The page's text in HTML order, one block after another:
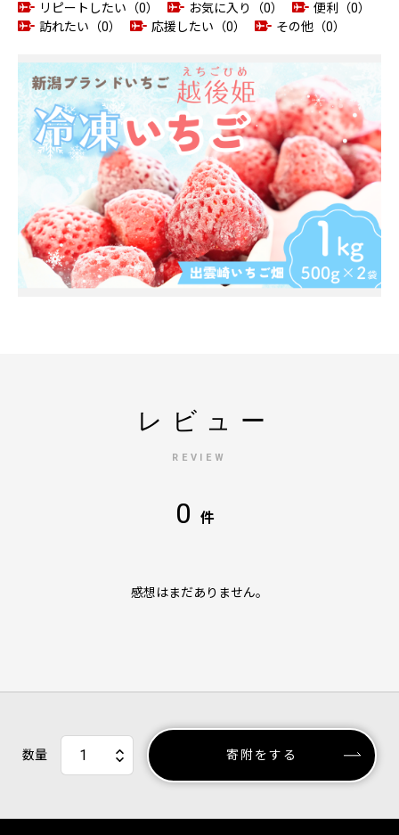
リピートしたい（0）
お気に入り（0）
便利（0）
訪れたい（0）
応援したい（0） その他（0）
レビュー
REVIEW
0 件
感想はまだありません。
数量 寄附をする